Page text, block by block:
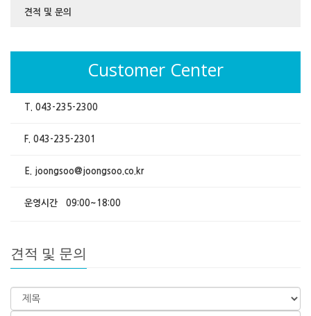
견적 및 문의
Customer Center
T. 043-235-2300
F. 043-235-2301
E. joongsoo@joongsoo.co.kr
운영시간 09:00~18:00
견적 및 문의